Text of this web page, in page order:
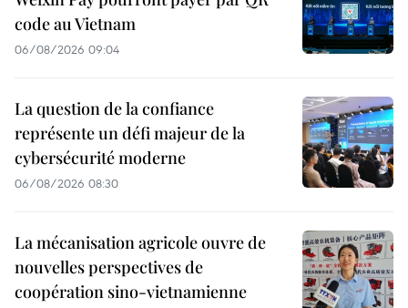
code au Vietnam
06/08/2026 09:04
La question de la confiance
représente un défi majeur de la
cybersécurité moderne
06/08/2026 08:30
La mécanisation agricole ouvre de
nouvelles perspectives de
coopération sino-vietnamienne